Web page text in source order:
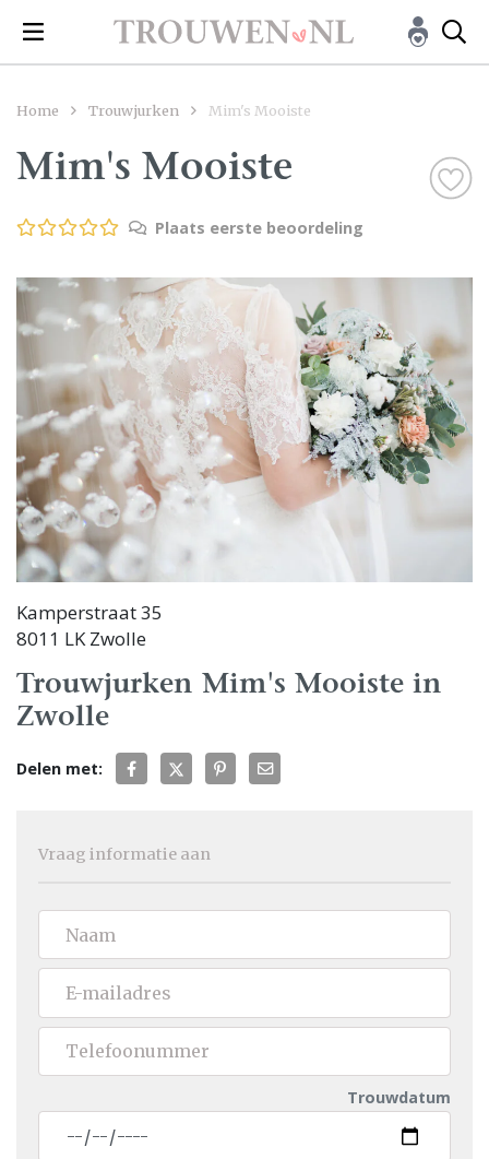
Home Trouwjurken Mim's Mooiste
Mim's Mooiste
Plaats eerste beoordeling
Kamperstraat 35
8011 LK Zwolle
Trouwjurken Mim's Mooiste in
Zwolle
Delen met:
Vraag informatie aan
Trouwdatum